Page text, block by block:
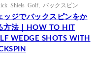
Shiels Golf
バックスピン
ッジでバックスピンをか
方法｜HOW TO HIT
WEDGE SHOTS WITH